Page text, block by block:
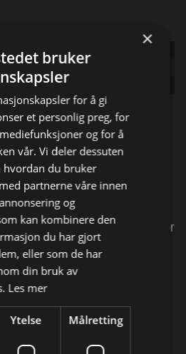
use an advanced data
decades of Bigfoot
and where to find the
og Ronny gjør en sterk
hulen.
Storefot sender ut infralyd for
dens.
×
bruker
for å gi
et personlig preg, for
og for å
vår. Vi deler dessuten
du bruker
partnerne våre innen
og
kan kombinere den
du har gjort
eller som de har
din bruk av
Les mer
Ytelse Målretting